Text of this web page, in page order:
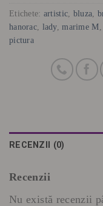
Etichete: artistic bluza
hanorac lady,marime M
pictura
RECENZII (0)
Recenzii
Nu există recenzii